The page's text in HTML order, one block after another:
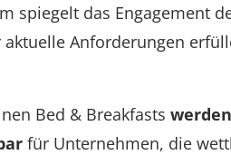
spiegelt das Engagement
Anforderungen
Bed & Breakfasts
für Unternehmen, die